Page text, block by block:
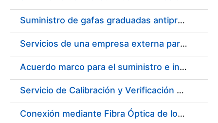
Suministro de gafas graduadas antiproyecciones para los trabajadores de la FNMT-RCM en los centros de trabajo de Madrid y Burgos
Servicios de una empresa externa para el asesoramiento y resolución de los recursos de alzada que se presentan relacionados con procesos de selección para la FNMT-RCM
Acuerdo marco para el suministro e instalación de persianas, estores y otros complementos
Servicio de Calibración y Verificación Externa de los Equipos de Medición del Servicio de Prevención de la FNMT-RCM
Conexión mediante Fibra Óptica de los Centros de Proceso de Datos (CPDs) de las sedes de la FNMT-RCM de Burgos y Madrid